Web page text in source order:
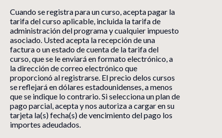
Cuando se registra para un curso, acepta pagar la
tarifa del curso aplicable, incluida la tarifa de
administración del programa y cualquier impuesto
asociado. Usted acepta la recepción de una
factura o un estado de cuenta de la tarifa del
curso, que se le enviará en formato electrónico, a
la dirección de correo electrónico que
proporcionó al registrarse. El precio delos cursos
se reflejará en dólares estadounidenses, a menos
que se indique lo contrario. Si selecciona un plan de
pago parcial, acepta y nos autoriza a cargar en su
tarjeta la(s) fecha(s) de vencimiento del pago los
importes adeudados.